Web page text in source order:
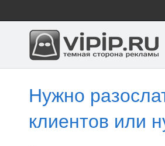
Нужно
клиентов или